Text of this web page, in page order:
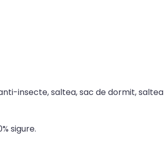
insecte, saltea, sac de dormit, saltea
sigure.